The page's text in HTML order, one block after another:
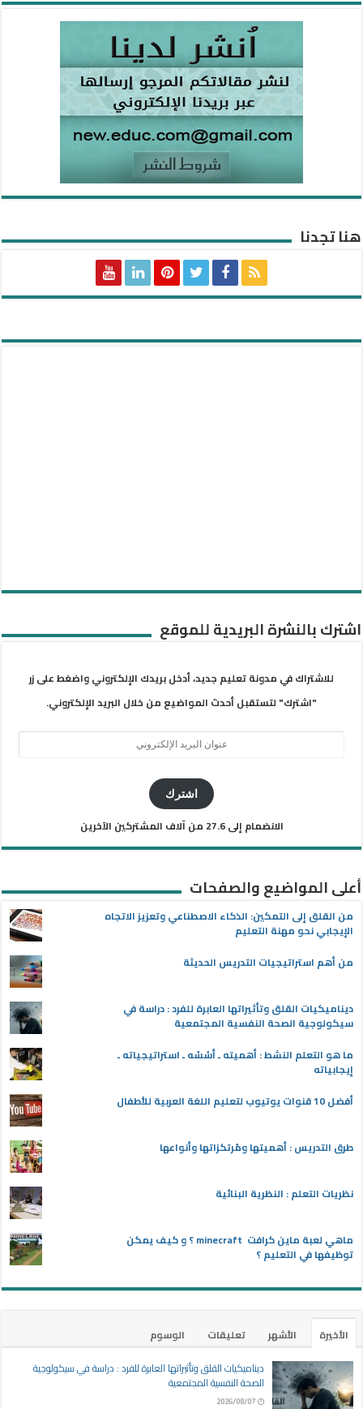
هنا تجدنا
اشترك بالنشرة البريدية للموقع
للاشتراك في مدونة تعليم جديد، أدخل بريدك الإلكتروني واضغط على زر
"اشترك" لتستقبل أحدث المواضيع من خلال البريد الإلكتروني.
اشترك
الانضمام إلى 27.6 من آلاف المشتركين الآخرين
أعلى المواضيع والصفحات
من القلق إلى التمكين: الذكاء الاصطناعي وتعزيز الاتجاه
الإيجابي نحو مهنة التعليم
من أهم استراتيجيات التدريس الحديثة
ديناميكيات القلق وتأثيراتها العابرة للفرد : دراسة في
سيكولوجية الصحة النفسية المجتمعية
ما هو التعلم النشط : أهميته ـ أسُسُه ـ استراتيجياته ـ
إيجابياته
أفضل 10 قنوات يوتيوب لتعليم اللغة العربية للأطفال
طرق التدريس : أهميتها ومُرتكزاتها وأنواعها
نظريات التعلم : النظرية البنائية
ماهي لعبة ماين كرافت minecraft ؟ و كيف يمكن
توظيفها في التعليم ؟
الأخيرة الأشهر تعليقات
الوسوم
ديناميكيات القلق وتأثيراتها العابرة للفرد : دراسة في سيكولوجية
الصحة النفسية المجتمعية
2026/08/07